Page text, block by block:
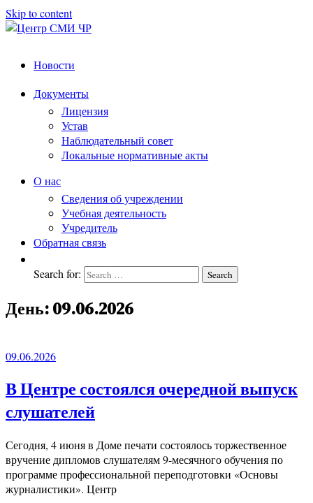
Skip to content
СМИ
работников
Новости
Документы
Лицензия
Устав
Наблюдательный совет
Локальные нормативные акты
О нас
Сведения об учреждении
Учебная деятельность
Учредитель
Обратная связь
Search for: Search
День:09.06.2026
09.06.2026
В Центре состоялся очередной выпуск
слушателей
Сегодня, 4 июня в Доме печати состоялось торжественное
вручение дипломов слушателям 9-месячного обучения по
программе профессиональной переподготовки «Основы
журналистики». Центр